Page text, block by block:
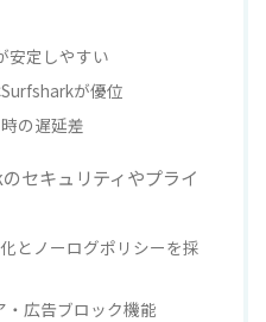
安定しやすい
が優位
の遅延差
セキュリティやプライ
とノーログポリシーを採
広告ブロック機能